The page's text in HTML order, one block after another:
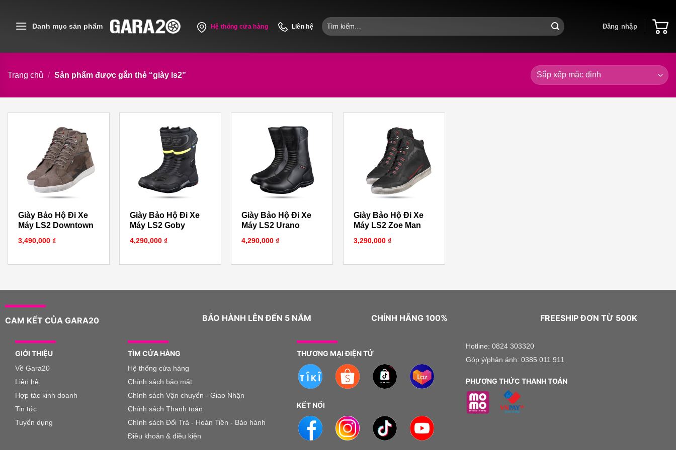
content
Danh mục sản phẩm Hệ thống cửa hàng Liên hệ
Tìm
kiếm:
Đăng nhập
Trang chủ / Sản phẩm được gắn thẻ “giày ls2”
Giày Bảo Hộ Đi Xe
Máy LS2 Downtown
3,490,000 ₫
Giày Bảo Hộ Đi Xe
Máy LS2 Goby
4,290,000₫
Giày Bảo Hộ Đi Xe
Máy LS2 Urano
4,290,000₫
Giày Bảo Hộ Đi Xe
Máy LS2 Zoe Man
3,290,000 ₫
CAM KẾT CỦA GARA20 BẢO HÀNH LÊN ĐẾN 5 NĂM CHÍNH HÃNG 100% FREESHIP ĐƠN TỪ 500K
GIỚI THIỆU
Về Gara20
Liên hệ
Hợp tác kinh doanh
Tin tức
Tuyển dụng
TÌM CỬA HÀNG
Hệ thống cửa hàng
Chính sách bảo mật
Chính sách Vận chuyển - Giao Nhận
Chính sách Thanh toán
Chính sách Đổi Trả - Hoàn Tiền - Bảo hành
Điều khoản & điều kiện
THƯƠNG MẠI ĐIỆN TỬ
KẾT NỐI
Hotline: 0824 303320
Góp ý/phản ánh: 0385 011 911
PHƯƠNG THỨC THANH TOÁN